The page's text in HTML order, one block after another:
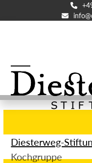
to
Open
mobile
menu
Close
mobile
menu
Diesterweg-
Kochgruppe